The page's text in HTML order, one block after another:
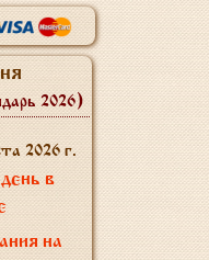
2026)
2026 г.
в
на